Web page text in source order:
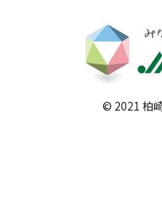
個人情報保護方針
反社会的勢力に対する
院内感染対策指針© 2021 柏